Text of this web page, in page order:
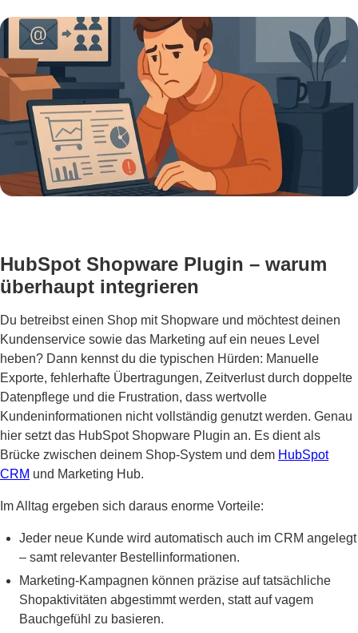
HubSpot Shopware Plugin – warum
überhaupt integrieren
Du betreibst einen Shop mit Shopware und möchtest deinen
Kundenservice sowie das Marketing auf ein neues Level
heben? Dann kennst du die typischen Hürden: Manuelle
Exporte, fehlerhafte Übertragungen, Zeitverlust durch doppelte
Datenpflege und die Frustration, dass wertvolle
Kundeninformationen nicht vollständig genutzt werden. Genau
hier setzt das HubSpot Shopware Plugin an. Es dient als
Brücke zwischen deinem Shop-System und dem HubSpot
CRM und Marketing Hub.
Im Alltag ergeben sich daraus enorme Vorteile:
Jeder neue Kunde wird automatisch auch im CRM angelegt
– samt relevanter Bestellinformationen.
Marketing-Kampagnen können präzise auf tatsächliche
Shopaktivitäten abgestimmt werden, statt auf vagem
Bauchgefühl zu basieren.